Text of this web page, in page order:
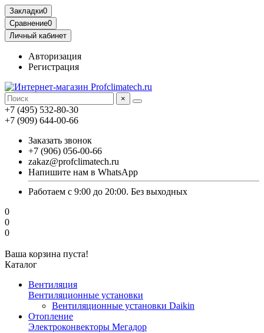
Закладки0
Сравнение0
Личный кабинет
Авторизация
Регистрация
×
+7 (495) 532-80-30
+7 (909) 644-00-66
Заказать звонок
+7 (906) 056-00-66
zakaz@profclimatech.ru
Напишите нам в WhatsApp
Работаем с 9:00 до 20:00. Без выходных
0
0
0
Ваша корзина пуста!
Каталог
Вентиляция
Вентиляционные установки
Вентиляционные установки Daikin
Отопление
Электроконвекторы Мегадор